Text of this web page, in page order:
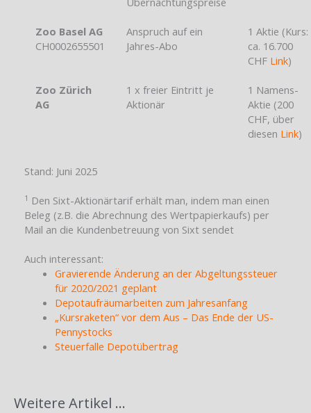
Zoo Basel AG
CH0002655501
Anspruch auf ein
Jahres-Abo
1 Aktie (Kurs:
ca. 16.700
CHF Link)
Zoo Zürich
AG
1 x freier Eintritt je
Aktionär
1 Namens-
Aktie (200
CHF, über
diesen Link)
Stand: Juni 2025
1 Den Sixt-Aktionärtarif erhält man, indem man einen
Beleg (z.B. die Abrechnung des Wertpapierkaufs) per
Mail an die Kundenbetreuung von Sixt sendet
Auch interessant:
Gravierende Änderung an der Abgeltungssteuer
für 2020/2021 geplant
Depotaufräumarbeiten zum Jahresanfang
„Kursraketen“ vor dem Aus – Das Ende der US-
Pennystocks
Steuerfalle Depotübertrag
Weitere Artikel …